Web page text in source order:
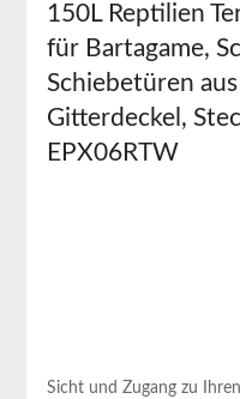
150L Reptilien
für Bartagame,
Schiebetüren
Gitterdeckel,
EPX06RTW
Sicht und Zugang zu